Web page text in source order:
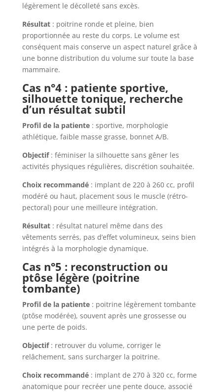
légèrement le décolleté sans excès.
Résultat: poitrine ronde et pleine, bien
proportionnée au reste du corps. Le volume est
conséquent mais conserve un aspect naturel grâce à
une bonne distribution du volume sur toute la base
mammaire.
Cas n°4 : patiente sportive,
silhouette tonique, recherche
d’un résultat subtil
Profil de la patiente: sportive, morphologie
athlétique, faible masse grasse, bonnet A/B.
Objectif: féminiser la silhouette sans gêner les
activités physiques régulières, discrétion souhaitée.
Choix recommandé: implant de 220 à 260 cc, profil
modéré ou haut, placement sous le muscle (rétro-
pectoral) pour une meilleure intégration.
Résultat: résultat naturel même dans des
vêtements serrés, pas d’effet volumineux, seins bien
intégrés à la morphologie dynamique.
Cas n°5 : reconstruction ou
ptôse légère (poitrine
tombante)
Profil de la patiente: poitrine légèrement tombante
(ptôse modérée), souvent après une grossesse ou
une perte de poids.
Objectif: retrouver du volume, corriger le
relâchement, sans surcharger la poitrine.
Choix recommandé: implant de 270 à 320 cc, forme
anatomique pour recréer une pente douce, associé